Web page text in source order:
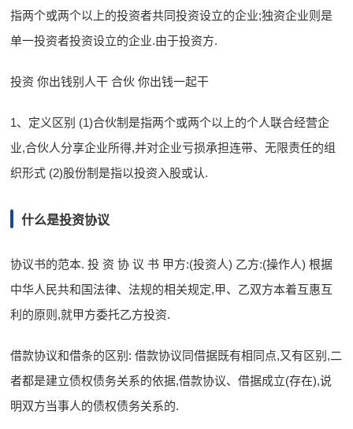
指两个或两个以上的投资者共同投资设立的企业;独资企业则是
单一投资者投资设立的企业.由于投资方.
投资 你出钱别人干 合伙 你出钱一起干
1、定义区别 (1)合伙制是指两个或两个以上的个人联合经营企
业,合伙人分享企业所得,并对企业亏损承担连带、无限责任的组
织形式 (2)股份制是指以投资入股或认.
什么是投资协议
协议书的范本. 投 资 协 议 书 甲方:(投资人) 乙方:(操作人) 根据
中华人民共和国法律、法规的相关规定,甲、乙双方本着互惠互
利的原则,就甲方委托乙方投资.
借款协议和借条的区别: 借款协议同借据既有相同点,又有区别,二
者都是建立债权债务关系的依据,借款协议、借据成立(存在),说
明双方当事人的债权债务关系的.